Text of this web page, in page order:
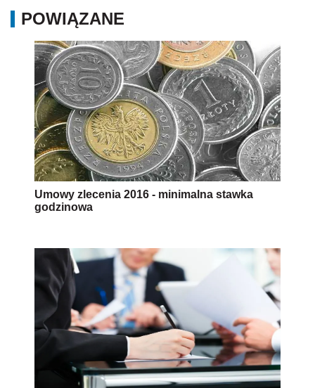
POWIĄZANE
Umowy zlecenia 2016 - minimalna stawka
godzinowa